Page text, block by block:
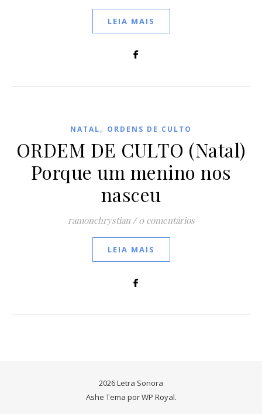
LEIA MAIS
NATAL, ORDENS DE CULTO
ORDEM DE CULTO (Natal)
Porque um menino nos
nasceu
ramonchrystian / 0 comentários
LEIA MAIS
2026 Letra Sonora
Ashe Tema porWP Royal.